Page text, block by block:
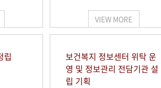
VIEW MORE
립
보건복지 정보센터 위탁 운
영 및 정보관리 전담기관 설
립 기획